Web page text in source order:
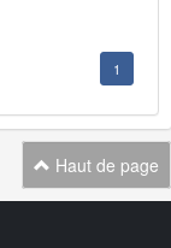
1
Haut de page